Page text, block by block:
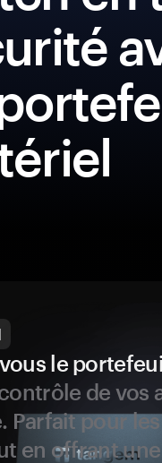
le
de vos
Parfait pour
en offrant